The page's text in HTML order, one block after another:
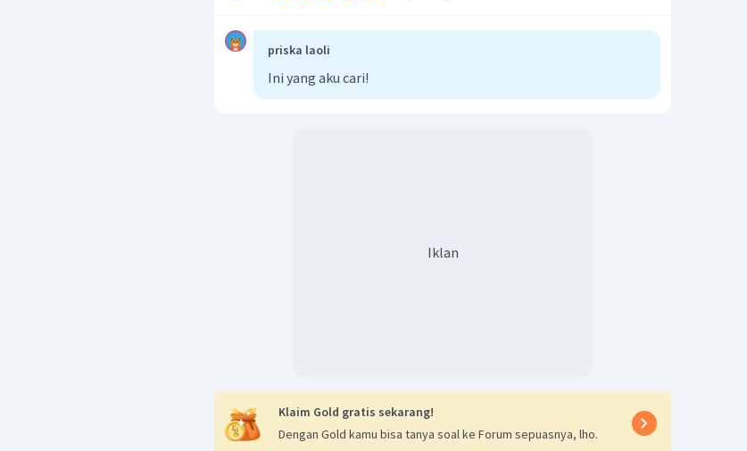
priska laoli
Ini yang aku cari!
Iklan
Klaim Gold gratis sekarang!
Dengan Gold kamu bisa tanya soal ke Forum sepuasnya, lho.